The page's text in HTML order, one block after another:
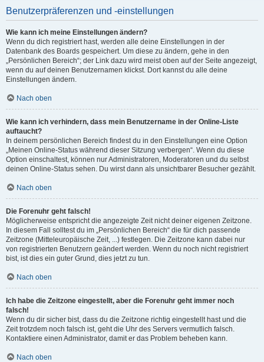
Benutzerpräferenzen und -einstellungen
Wie kann ich meine Einstellungen ändern?
Wenn du dich registriert hast, werden alle deine Einstellungen in der
Datenbank des Boards gespeichert. Um diese zu ändern, gehe in den
„Persönlichen Bereich“; der Link dazu wird meist oben auf der Seite angezeigt,
wenn du auf deinen Benutzernamen klickst. Dort kannst du alle deine
Einstellungen ändern.
Nach oben
Wie kann ich verhindern, dass mein Benutzername in der Online-Liste
auftaucht?
In deinem persönlichen Bereich findest du in den Einstellungen eine Option
„Meinen Online-Status während dieser Sitzung verbergen“. Wenn du diese
Option einschaltest, können nur Administratoren, Moderatoren und du selbst
deinen Online-Status sehen. Du wirst dann als unsichtbarer Besucher gezählt.
Nach oben
Die Forenuhr geht falsch!
Möglicherweise entspricht die angezeigte Zeit nicht deiner eigenen Zeitzone.
In diesem Fall solltest du im „Persönlichen Bereich“ die für dich passende
Zeitzone (Mitteleuropäische Zeit, ...) festlegen. Die Zeitzone kann dabei nur
von registrierten Benutzern geändert werden. Wenn du noch nicht registriert
bist, ist dies ein guter Grund, dies jetzt zu tun.
Nach oben
Ich habe die Zeitzone eingestellt, aber die Forenuhr geht immer noch
falsch!
Wenn du dir sicher bist, dass du die Zeitzone richtig eingestellt hast und die
Zeit trotzdem noch falsch ist, geht die Uhr des Servers vermutlich falsch.
Kontaktiere einen Administrator, damit er das Problem beheben kann.
Nach oben